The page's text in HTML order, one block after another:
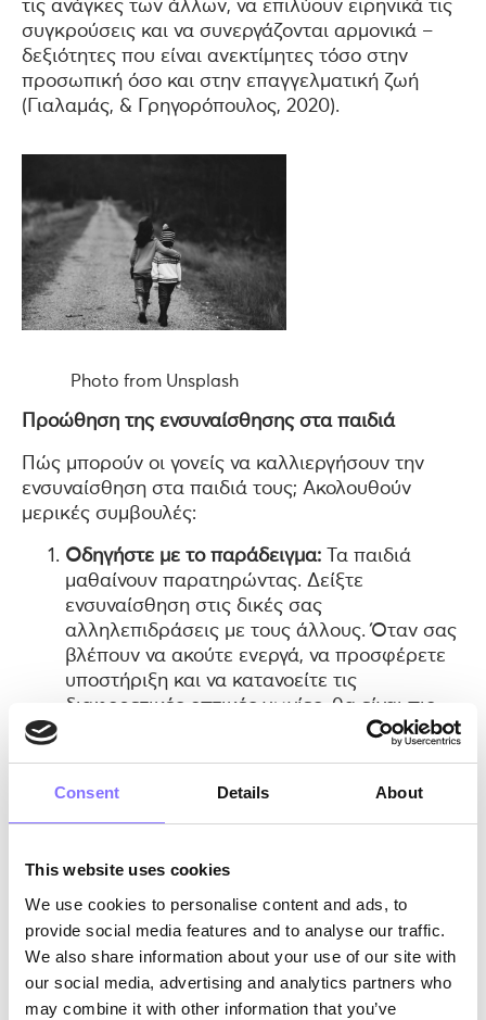
Consent Details About
This website uses cookies
We use cookies to personalise content and ads, to
provide social media features and to analyse our traffic.
We also share information about your use of our site with
our social media, advertising and analytics partners who
may combine it with other information that you’ve
τις ανάγκες των άλλων, να επιλύουν ειρηνικά τις
συγκρούσεις και να συνεργάζονται αρμονικά –
δεξιότητες που είναι ανεκτίμητες τόσο στην
προσωπική όσο και στην επαγγελματική ζωή
(Γιαλαμάς, & Γρηγορόπουλος, 2020).
Photo from Unsplash
Προώθηση της ενσυναίσθησης στα παιδιά
Πώς μπορούν οι γονείς να καλλιεργήσουν την
ενσυναίσθηση στα παιδιά τους; Ακολουθούν
μερικές συμβουλές:
Οδηγήστε με το παράδειγμα: Τα παιδιά
μαθαίνουν παρατηρώντας. Δείξτε
ενσυναίσθηση στις δικές σας
αλληλεπιδράσεις με τους άλλους. Όταν σας
βλέπουν να ακούτε ενεργά, να προσφέρετε
υποστήριξη και να κατανοείτε τις
διαφορετικές οπτικές γωνίες, θα είναι πιο
Ενθαρρύνετε τη λήψη προοπτικών:Ρωτήστε
το παιδί σας πώς νομίζει ότι αισθάνεται
βρίσκονται στη θέση ενός άλλου ατόμου.
πολύ στην ανάπτυξη της ενσυναίσθησης.
Διαβάστε και συζητήστε: Τα βιβλία είναι
φανταστικοί παράγοντες ενσυναίσθησης.
Επιλέξτε ιστορίες που εξερευνούν
διαφορετικούς πολιτισμούς, εμπειρίες και